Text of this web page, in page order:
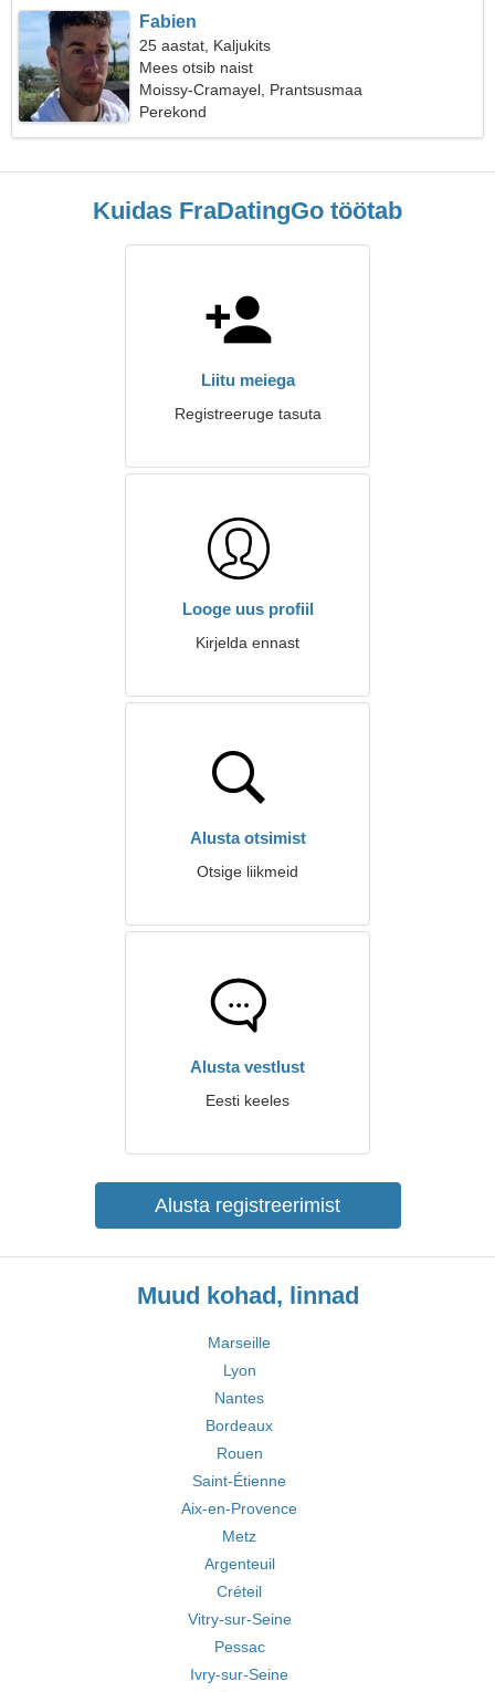
Fabien
25 aastat, Kaljukits
Mees otsib naist
Moissy-Cramayel, Prantsusmaa
Perekond
Kuidas FraDatingGo töötab
Liitu meiega
Registreeruge tasuta
Looge uus profiil
Kirjelda ennast
Alusta otsimist
Otsige liikmeid
Alusta vestlust
Eesti keeles
Alusta registreerimist
Muud kohad, linnad
Marseille
Lyon
Nantes
Bordeaux
Rouen
Saint-Étienne
Aix-en-Provence
Metz
Argenteuil
Créteil
Vitry-sur-Seine
Pessac
Ivry-sur-Seine